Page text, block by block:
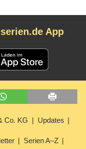
App
Co. KG Updates
Serien A–Z